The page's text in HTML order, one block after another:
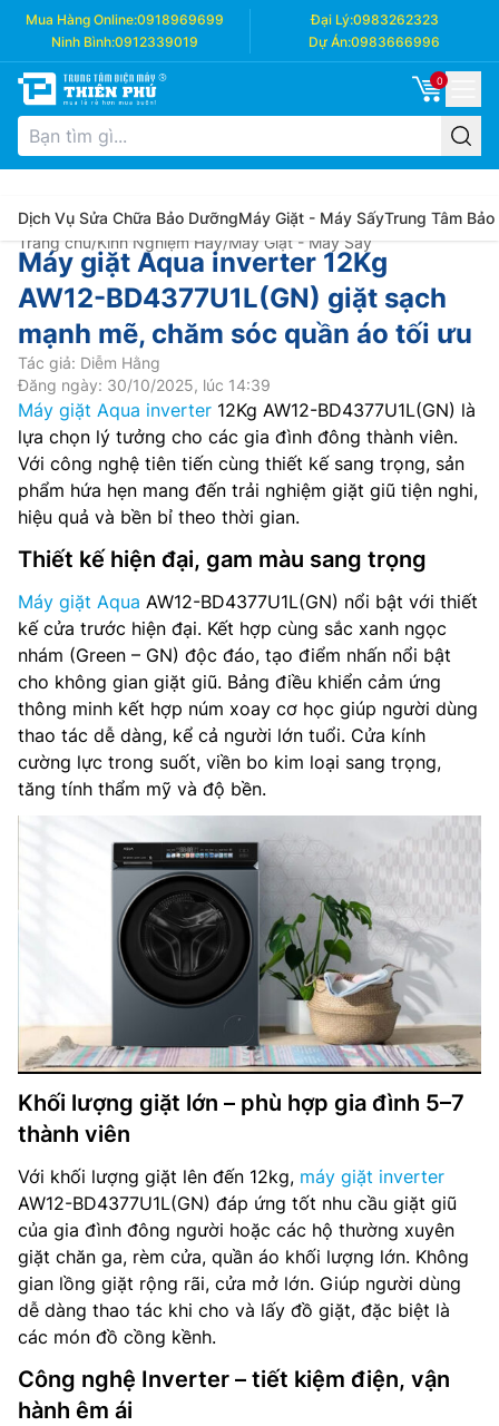
Mua Hàng Online:0918969699 Đại Lý:0983262323
Ninh Bình:0912339019 Dự Án:0983666996
0
Dịch Vụ Sửa Chữa Bảo DưỡngMáy Giặt - Máy SấyTrung Tâm Bảo
Trang chủ/Kinh Nghiệm Hay/Máy Giặt - Máy Sấy
Máy giặt Aqua inverter 12Kg
AW12-BD4377U1L(GN) giặt sạch
mạnh mẽ, chăm sóc quần áo tối ưu
Tác giả: Diễm Hằng
Đăng ngày: 30/10/2025, lúc 14:39
Máy giặt Aqua inverter 12Kg AW12-BD4377U1L(GN) là
lựa chọn lý tưởng cho các gia đình đông thành viên.
Với công nghệ tiên tiến cùng thiết kế sang trọng, sản
phẩm hứa hẹn mang đến trải nghiệm giặt giũ tiện nghi,
hiệu quả và bền bỉ theo thời gian.
Thiết kế hiện đại, gam màu sang trọng
Máy giặt Aqua AW12-BD4377U1L(GN) nổi bật với thiết
kế cửa trước hiện đại. Kết hợp cùng sắc xanh ngọc
nhám (Green – GN) độc đáo, tạo điểm nhấn nổi bật
cho không gian giặt giũ. Bảng điều khiển cảm ứng
thông minh kết hợp núm xoay cơ học giúp người dùng
thao tác dễ dàng, kể cả người lớn tuổi. Cửa kính
cường lực trong suốt, viền bo kim loại sang trọng,
tăng tính thẩm mỹ và độ bền.
Khối lượng giặt lớn – phù hợp gia đình 5–7
thành viên
Với khối lượng giặt lên đến 12kg, máy giặt inverter
AW12-BD4377U1L(GN) đáp ứng tốt nhu cầu giặt giũ
của gia đình đông người hoặc các hộ thường xuyên
giặt chăn ga, rèm cửa, quần áo khối lượng lớn. Không
gian lồng giặt rộng rãi, cửa mở lớn. Giúp người dùng
dễ dàng thao tác khi cho và lấy đồ giặt, đặc biệt là
các món đồ cồng kềnh.
Công nghệ Inverter – tiết kiệm điện, vận
hành êm ái